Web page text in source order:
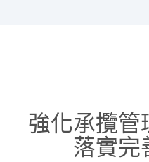
強化承攬管
落實完